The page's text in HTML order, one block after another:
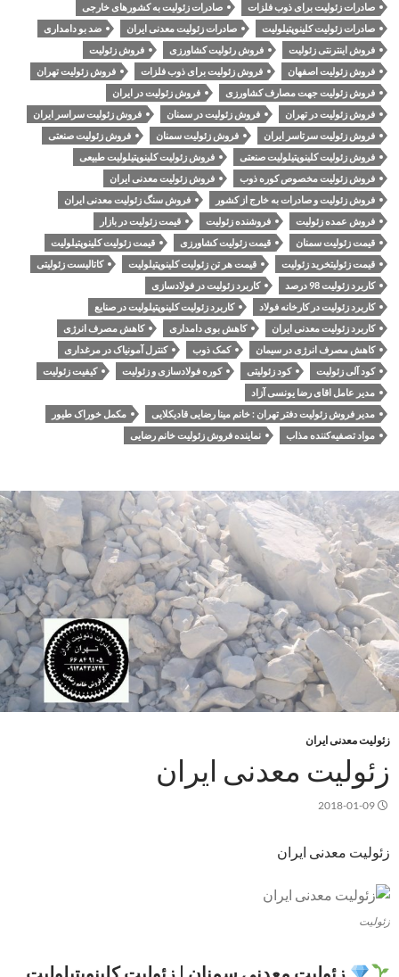
صادرات زئولیت برای ذوب فلزات
صادرات زئولیت به کشورهای خارجی
صادرات زئولیت کلینوپتیلولیت
صادرات زئولیت معدنی ایران
ضد بو دامداری
فروش اینترنتی زئولیت
فروش رئولیت کشاورزی
فروش زئولیت
فروش زئولیت اصفهان
فروش زئولیت برای ذوب فلزات
فروش زئولیت تهران
فروش زئولیت جهت مصارف کشاورزی
فروش زئولیت در ایران
فروش زئولیت در تهران
فروش زئولیت در سمنان
فروش زئولیت سراسر ایران
فروش زئولیت سرتاسر ایران
فروش زئولیت سمنان
فروش زئولیت صنعتی
فروش زئولیت کلینوپتیلولیت صنعتی
فروش زئولیت کلینوپتیلولیت طبیعی
فروش زئولیت مخصوص کوره ذوب
فروش زئولیت معدنی ایران
فروش زئولیت و صادرات به خارج از کشور
فروش سنگ زئولیت معدنی ایران
فروش عمده زئولیت
فروشنده زئولیت
قیمت زئولیت در بازار
قیمت زئولیت سمنان
قیمت زئولیت کشاورزی
قیمت زئولیت کلینوپتیلولیت
قیمت زئولیتخرید زئولیت
قیمت هر تن زئولیت کلینوپتیلولیت
کاتالیست زئولیتی
کاربرد زئولیت 98 درصد
کاربرد زئولیت در فولادسازی
کاربرد زئولیت در کارخانه فولاد
کاربرد زئولیت کلینوپتیلولیت در صنایع
کاربرد زئولیت معدنی ایران
کاهش بوی دامداری
کاهش مصرف انرژی
کاهش مصرف انرژی در سیمان
کمک ذوب
کنترل آمونیاک در مرغداری
کود آلی زئولیت
کود زئولیتی کوره فولادسازی و زئولیت
کیفیت زئولیت
مدیر عامل اقای رضا یونسی آزاد
مدیر فروش زئولیت دفتر تهران : خانم مینا رضایی قادیکلایی
مکمل خوراک طیور
مواد تصفیه‌کننده مذاب
نماینده فروش زئولیت خانم رضایی
زئولیت معدنی ایران
زئولیت معدنی ایران
2018-01-09
زئولیت معدنی ایران
زئولیت
زئولیت معدنی سمنان | زئولیت کلینوپتیلولیت